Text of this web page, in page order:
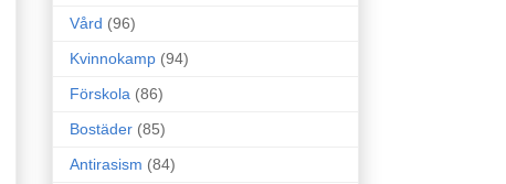
Vård (96)
Kvinnokamp (94)
Förskola (86)
Bostäder (85)
Antirasism (84)